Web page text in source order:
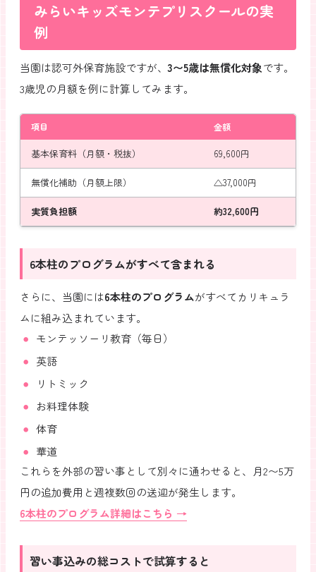
みらいキッズモンテプリスクールの実
例
当園は認可外保育施設ですが、3〜5歳は無償化対象です。
3歳児の月額を例に計算してみます。
項目 金額
基本保育料（月額・税抜） 69,600円
無償化補助（月額上限） △37,000円
実質負担額 約32,600円
6本柱のプログラムがすべて含まれる
さらに、当園には6本柱のプログラムがすべてカリキュラ
ムに組み込まれています。
モンテッソーリ教育（毎日）
英語
リトミック
お料理体験
体育
華道
これらを外部の習い事として別々に通わせると、月2〜5万
円の追加費用と週複数回の送迎が発生します。
6本柱のプログラム詳細はこちら →
習い事込みの総コストで試算すると